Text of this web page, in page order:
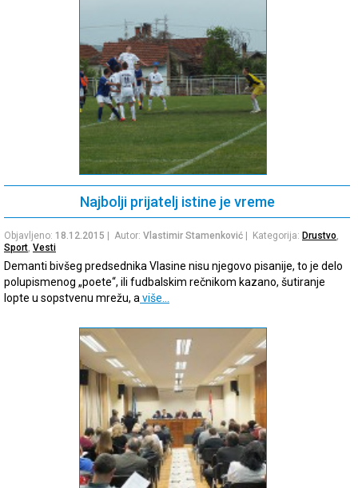
Najbolji prijatelj istine je vreme
Objavljeno: 18.12.2015 | Autor: Vlastimir Stamenković | Kategorija: Drustvo,
Sport, Vesti
Demanti bivšeg predsednika Vlasine nisu njegovo pisanije, to je delo
polupismenog „poete“, ili fudbalskim rečnikom kazano, šutiranje
lopte u sopstvenu mrežu, aviše…